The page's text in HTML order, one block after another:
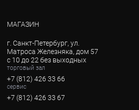
МАГАЗИН
г. Санкт-Петербург, ул.
Матроса Железняка, дом 57
с 10 до 22 без выходных
торговый зал
+7 (812) 426 33 66
сервис
+7 (812) 426 33 67